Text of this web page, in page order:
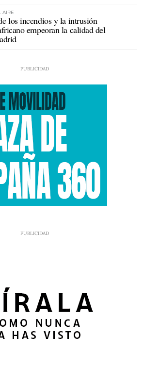
AIRE
los incendios y la intrusión
empeoran la calidad del